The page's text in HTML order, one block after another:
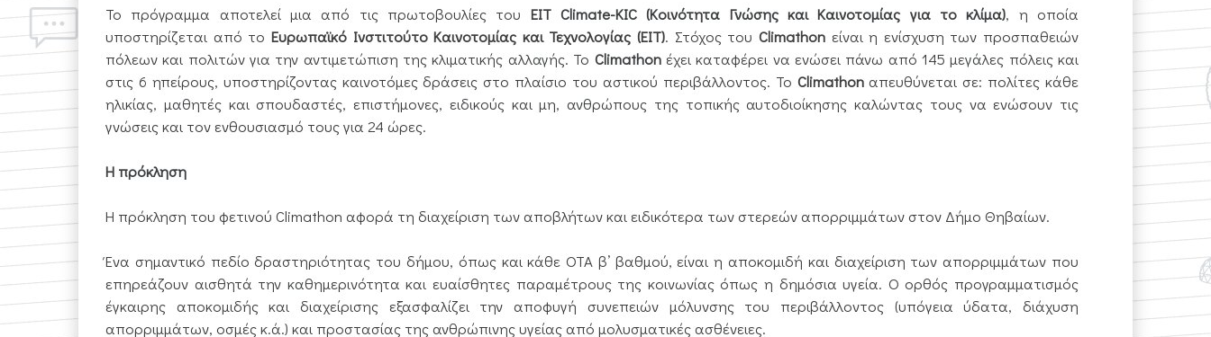
Το πρόγραμμα αποτελεί μια από τις πρωτοβουλίες του ΕΙΤ Climate-KIC (Κοινότητα Γνώσης και Καινοτομίας για το κλίμα), η οποία
υποστηρίζεται από το Ευρωπαϊκό Ινστιτούτο Καινοτομίας και Τεχνολογίας (ΕΙΤ). Στόχος του Climathonείναι η ενίσχυση των προσπαθειών
πόλεων και πολιτών για την αντιμετώπιση της κλιματικής αλλαγής. Το Climathonέχει καταφέρει να ενώσει πάνω από 145 μεγάλες πόλεις και
στις 6 ηπείρους, υποστηρίζοντας καινοτόμες δράσεις στο πλαίσιο του αστικού περιβάλλοντος. Το Climathonαπευθύνεται σε: πολίτες κάθε
ηλικίας, μαθητές και σπουδαστές, επιστήμονες, ειδικούς και μη, ανθρώπους της τοπικής αυτοδιοίκησης καλώντας τους να ενώσουν τις
γνώσεις και τον ενθουσιασμό τους για 24 ώρες.
Η πρόκληση
H πρόκληση του φετινού Climathon αφορά τη διαχείριση των αποβλήτων και ειδικότερα των στερεών απορριμμάτων στον Δήμο Θηβαίων.
Ένα σημαντικό πεδίο δραστηριότητας του δήμου, όπως και κάθε ΟΤΑ β’ βαθμού, είναι η αποκομιδή και διαχείριση των απορριμμάτων που
επηρεάζουν αισθητά την καθημερινότητα και ευαίσθητες παραμέτρους της κοινωνίας όπως η δημόσια υγεία. Ο ορθός προγραμματισμός
έγκαιρης αποκομιδής και διαχείρισης εξασφαλίζει την αποφυγή συνεπειών μόλυνσης του περιβάλλοντος (υπόγεια ύδατα, διάχυση
απορριμμάτων, οσμές κ.ά.) και προστασίας της ανθρώπινης υγείας από μολυσματικές ασθένειες.